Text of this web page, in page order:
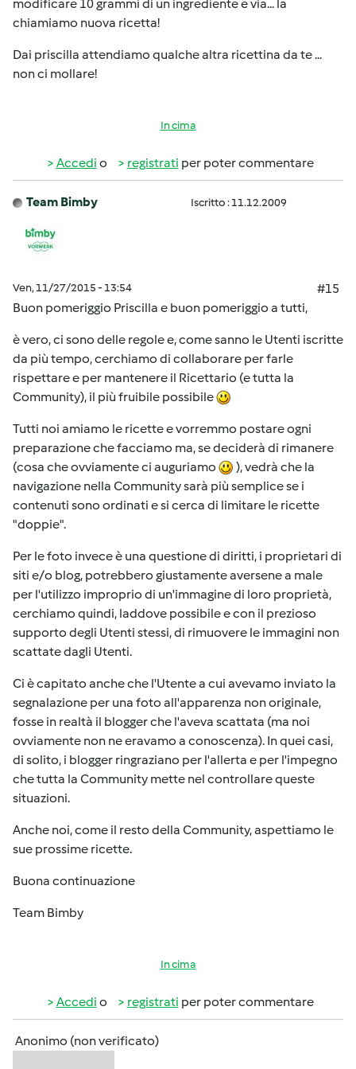
modificare 10 grammi di un ingrediente e via... la
chiamiamo nuova ricetta!
Dai priscilla attendiamo qualche altra ricettina da te ...
non ci mollare!
In cima
Accedi o registrati per poter commentare
Team Bimby Iscritto : 11.12.2009
Ven, 11/27/2015 - 13:54
#15
Buon pomeriggio Priscilla e buon pomeriggio a tutti,
è vero, ci sono delle regole e, come sanno le Utenti iscritte
da più tempo, cerchiamo di collaborare per farle
rispettare e per mantenere il Ricettario (e tutta la
Community), il più fruibile possibile
Tutti noi amiamo le ricette e vorremmo postare ogni
preparazione che facciamo ma, se deciderà di rimanere
(cosa che ovviamente ci auguriamo
), vedrà che la
navigazione nella Community sarà più semplice se i
contenuti sono ordinati e si cerca di limitare le ricette
"doppie".
Per le foto invece è una questione di diritti, i proprietari di
siti e/o blog, potrebbero giustamente aversene a male
per l'utilizzo improprio di un'immagine di loro proprietà,
cerchiamo quindi, laddove possibile e con il prezioso
supporto degli Utenti stessi, di rimuovere le immagini non
scattate dagli Utenti.
Ci è capitato anche che l'Utente a cui avevamo inviato la
segnalazione per una foto all'apparenza non originale,
fosse in realtà il blogger che l'aveva scattata (ma noi
ovviamente non ne eravamo a conoscenza). In quei casi,
di solito, i blogger ringraziano per l'allerta e per l'impegno
che tutta la Community mette nel controllare queste
situazioni.
Anche noi, come il resto della Community, aspettiamo le
sue prossime ricette.
Buona continuazione
Team Bimby
In cima
Accedi o registrati per poter commentare
Anonimo (non verificato)